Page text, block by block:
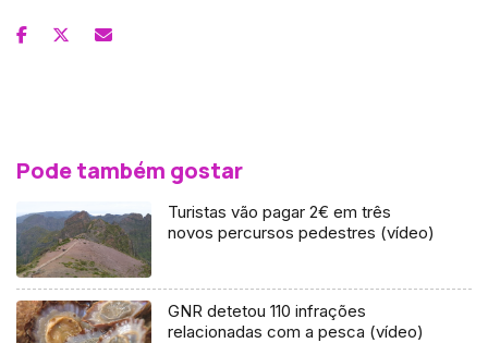
Pode também gostar
Turistas vão pagar 2€ em três
novos percursos pedestres (vídeo)
GNR detetou 110 infrações
relacionadas com a pesca (vídeo)